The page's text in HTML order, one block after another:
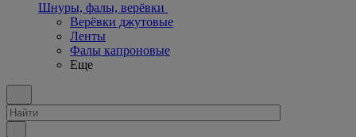
Шнуры, фалы, верёвки
Верёвки джутовые
Ленты
Фалы капроновые
Еще